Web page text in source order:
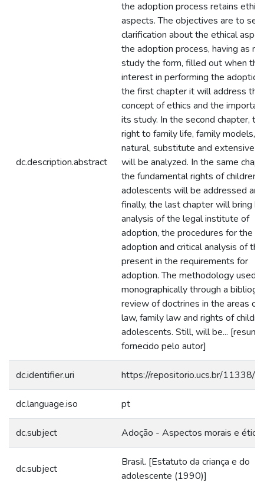
dc.description.abstract
the adoption process retains
aspects. The objectives are to
clarification about the ethical
the adoption process, having as
study the form, filled out when the
interest in performing the
the first chapter it will address the
concept of ethics and the
its study. In the second chapter,
right to family life, family models,
natural, substitute and extensive
will be analyzed. In the same
the fundamental rights of children
adolescents will be addressed
finally, the last chapter will bring
analysis of the legal institute of
adoption, the procedures for the
adoption and critical analysis of
present in the requirements for
adoption. The methodology used
monographically through a
review of doctrines in the areas of
law, family law and rights of
adolescents. Still, will be... [resumo
fornecido pelo autor]
dc.identifier.uri https://repositorio.ucs.br/11338/
dc.language.iso pt
dc.subject Adoção - Aspectos morais e
dc.subject
Brasil. [Estatuto da criança e do
adolescente (1990)]